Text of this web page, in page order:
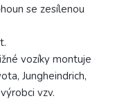
se zesílenou
vozíky montuje
Jungheindrich,
vzv.